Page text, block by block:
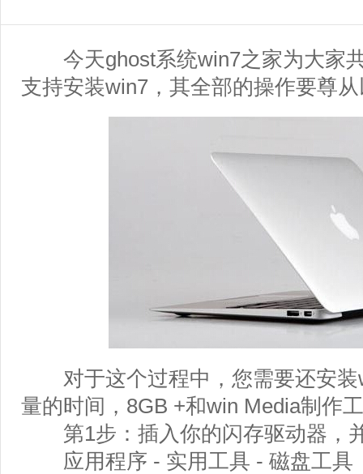
今天ghost系统win7之家为大家
支持安装win7，其全部的操作要尊
对于这个过程中，您需要还安装
量的时间，8GB +和win Media制作
第1步：插入你的闪存驱动器，
应用程序 - 实用工具 - 磁盘工具